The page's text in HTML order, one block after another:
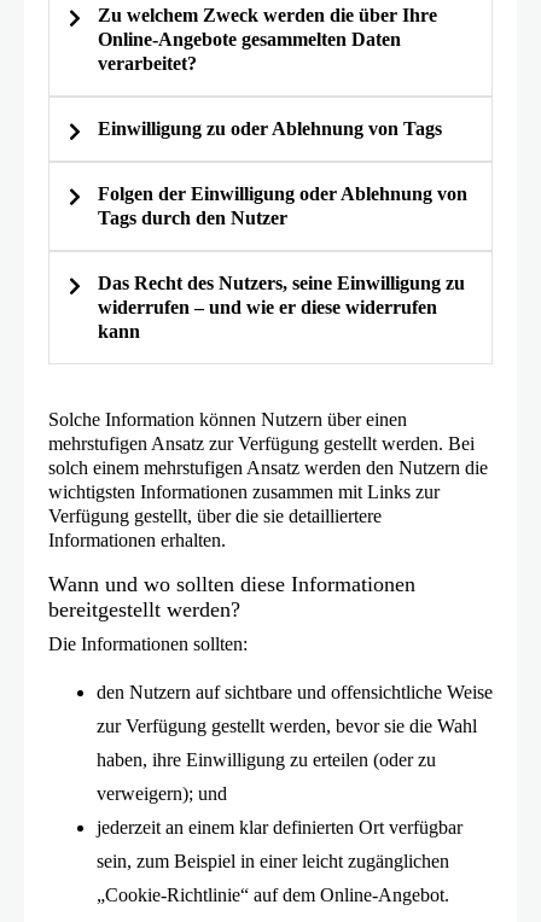
Zu welchem Zweck werden die über Ihre
Online-Angebote gesammelten Daten
verarbeitet?
Wenn Sie ein Advertiser sind: Die
Werbung für Ihre Produkte und/oder
Dienstleistungen auf Websites und
Apps von Drittanbietern zu schalten.
Wenn Sie ein Publisher sind: Die
Marken und E-Commerce-Websites,
ihre Werbung für Produkte und
auszuspielen.
Für Advertiser und Publisher, die
Daten mit Criteo zum Zwecke der
geräteübergreifenden Verknüpfung
teilen, z. B. Advertiser, die Daten in
den Criteo Shopper Graph
einspeisen: Sie können Daten, z. B.
Einwilligung zu oder Ablehnung von Tags
Folgen der Einwilligung oder Ablehnung von
Tags durch den Nutzer
Das Recht des Nutzers, seine Einwilligung zu
widerrufen – und wie er diese widerrufen
kann
Criteo-
Datenschutzrichtlinie
Solche Information können Nutzern über einen
mehrstufigen Ansatz zur Verfügung gestellt werden. Bei
solch einem mehrstufigen Ansatz werden den Nutzern die
wichtigsten Informationen zusammen mit Links zur
Verfügung gestellt, über die sie detailliertere
Informationen erhalten.
Wann und wo sollten diese Informationen
bereitgestellt werden?
Die Informationen sollten:
den Nutzern auf sichtbare und offensichtliche Weise
zur Verfügung gestellt werden, bevor sie die Wahl
haben, ihre Einwilligung zu erteilen (oder zu
verweigern); und
jederzeit an einem klar definierten Ort verfügbar
sein, zum Beispiel in einer leicht zugänglichen
„Cookie-Richtlinie“ auf dem Online-Angebot.